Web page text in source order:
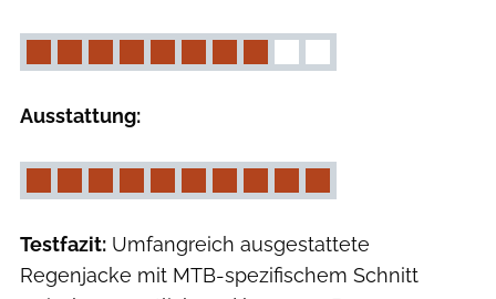
Ausstattung:
Testfazit: Umfangreich ausgestattete
Regenjacke mit MTB-spezifischem Schnitt